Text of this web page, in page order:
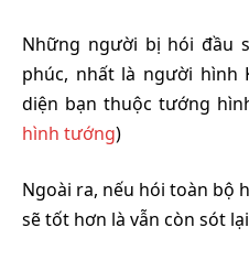
Những người bị hói đầu
phúc, nhất là người hình
diện bạn thuộc tướng
hình tướng)
Ngoài ra, nếu hói toàn bộ
sẽ tốt hơn là vẫn còn sót